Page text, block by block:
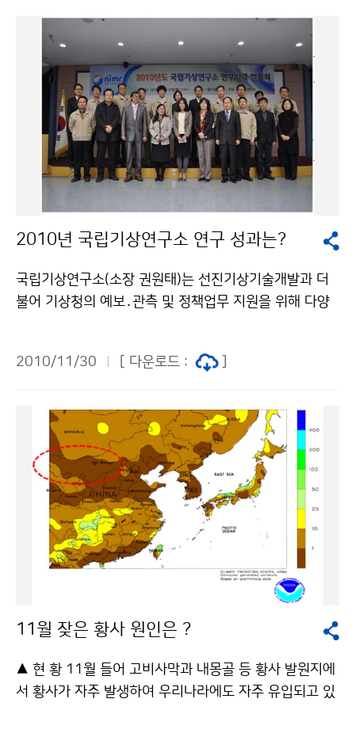
초겨울이나 초봄에 찬 대륙고기압이 확장하여 기온이 급
격하게 떨어질 때 인체의 건강 및 농ㆍ수산 피해 예방에는
유용하였지만, 추위가 며칠간 지속될 경우에는 특보 발표
기준에 해당되지 않는 경우가 있어 피해예방 차원에서 특
보의 효력이 미흡하였다. 변경된 한파특보 기준은 겨울철
에 발생하는 지속적인 추위에 대비하기 위해 아침 최저기
온이 영하 12도 이하가 2일 이상 지속될 것이 예상될 때
한파주의보, 아침 최저기온이 영하 15도 이하가 2일 이상
차’를 ‘평년값’(과거 30년간의 기온을 평균하여 나타낸
격한 저온현상으로 중대한 피해가 예상될 때에도 한파특
보를 발표하여 재해예방에 적극 대응할 수 있도록 발표기
는 최근 10년 동안 우리나라에서 일 최저기온 중 낮은 쪽
터 새로운 한파특보를 적용하면, 지속적인 추위 등으로 인
하여 발생하는 기상재해를 크게 줄일 수 있을 것으로 기대
된다. [한파특보 기준 개선] 구분 주 의 보 경 보 한파특보
(현행) 10월～4월에 아침 최저기온이 전날보다 10℃ 이
상 하강하여 발효기준값 이하로 예상될 때. 다만, 발효기
준값은 아침최저기온 평년값에서 1/2표준편차를 감한 값
의 정수값 10월～4월에 아침 최저기온이 전날보다 15℃
이상 하강하여 발효기준값 이하로 예상될 때. 다만, 발효
기준값은 아침최저기온 평년값에서 1/2표준편차를 감한
값의 정수값 한파특보(개선) 10월～4월에 다음 중 하나
에 해당하는 경우 10월～4월에 다음 중 하나에 해당하는
경우 ① 아침 최저기온이 전날보다 10℃ 이상 하강하여
평년값보다 3℃가 낮을 것으로 예상될 때 ① 아침 최저기
2010년 국립기상연구소 연구 성과는?
국립기상연구소(소장 권원태)는 선진기상기술개발과 더
불어 기상청의 예보․관측 및 정책업무 지원을 위해 다양
를 공유하는 자리를 마련하고자 "2010년도 국립기상연
국립기상연구소는 1978년 설립 이후 기상업무 지원을
위한 연구를 1996년 3과제로 시작해 2010년에는 ´국가
표준 기후변화 시나리오 개발‘, ’관측기반의 재해기상 예
측성 향상연구‘ 등 18개 과제를 수행 중이며, 지역 특성에
맞는 연구수행을 위한 현장연구과제도 1997년 2과제로
시작해 현재 ´서울·경기도 위험기상 개념모델 개발(Ⅰ)´
등 14개 과제를 수행하는 등 비약적인 연구발전을 이루
었다. 이번 발표회에서는 최근 3년간 기상업무 발전을 위
해 수행된 총 11개 과제의 연구성과를 발표하고 연구성
으며,특히 이번 연구성과 발표회에서 최우수상을 수상한
업화’ 연구는 예보관들이 파랑특보를 발표하는데 중요한
지침을 제공할 수 있는 좋은 연구성과로 평가되었다. 이
2010/11/30 [ 다운로드 :
11월 잦은 황사 원인은 ?
▲ 현 황 11월 들어 고비사막과 내몽골 등 황사 발원지에
서 황사가 자주 발생하여 우리나라에도 자주 유입되고 있